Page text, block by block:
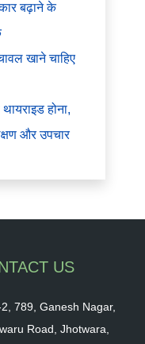
बढ़ाने के
खाने चाहिए
होना,
और उपचार
US
789, Ganesh Nagar,
Road, Jhotwara,